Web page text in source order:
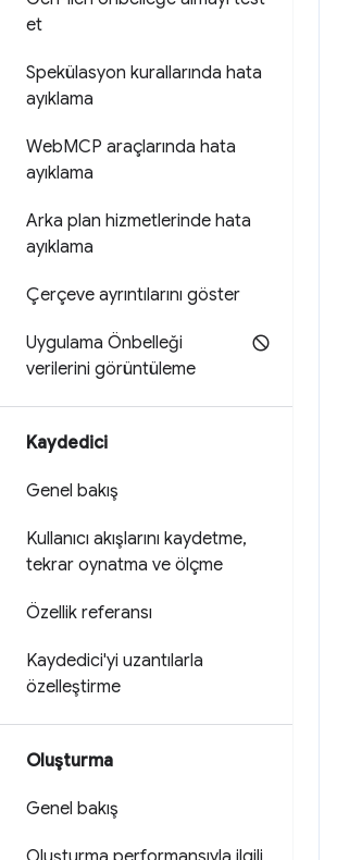
et
Spekülasyon kurallarında hata
ayıklama
WebMCP araçlarında hata
ayıklama
Arka plan hizmetlerinde hata
ayıklama
Çerçeve ayrıntılarını göster
Uygulama Önbelleği
verilerini görüntüleme
Kaydedici
Genel bakış
Kullanıcı akışlarını kaydetme,
tekrar oynatma ve ölçme
Özellik referansı
Kaydedici'yi uzantılarla
özelleştirme
Oluşturma
Genel bakış